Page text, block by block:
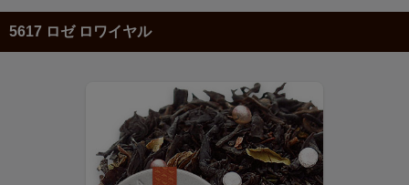
5617 ロゼ ロワイヤル